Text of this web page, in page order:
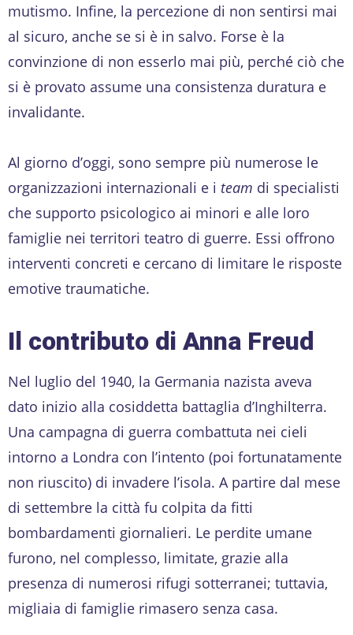
mutismo. Infine, la percezione di non sentirsi mai
al sicuro, anche se si è in salvo. Forse è la
convinzione di non esserlo mai più, perché ciò che
si è provato assume una consistenza duratura e
invalidante.
Al giorno d’oggi, sono sempre più numerose le
organizzazioni internazionali e i team di specialisti
che supporto psicologico ai minori e alle loro
famiglie nei territori teatro di guerre. Essi offrono
interventi concreti e cercano di limitare le risposte
emotive traumatiche.
Il contributo di Anna Freud
Nel luglio del 1940, la Germania nazista aveva
dato inizio alla cosiddetta battaglia d’Inghilterra.
Una campagna di guerra combattuta nei cieli
intorno a Londra con l’intento (poi fortunatamente
non riuscito) di invadere l’isola. A partire dal mese
di settembre la città fu colpita da fitti
bombardamenti giornalieri. Le perdite umane
furono, nel complesso, limitate, grazie alla
presenza di numerosi rifugi sotterranei; tuttavia,
migliaia di famiglie rimasero senza casa.